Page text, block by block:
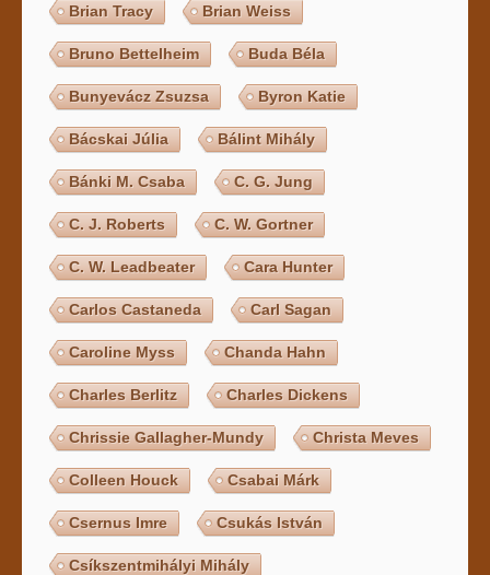
Brian Tracy Brian Weiss
Bruno Bettelheim Buda Béla
Bunyevácz Zsuzsa Byron Katie
Bácskai Júlia Bálint Mihály
Bánki M. Csaba C. G. Jung
C. J. Roberts C. W. Gortner
C. W. Leadbeater Cara Hunter
Carlos Castaneda Carl Sagan
Caroline Myss Chanda Hahn
Charles Berlitz Charles Dickens
Chrissie Gallagher-Mundy Christa Meves
Colleen Houck Csabai Márk
Csernus Imre Csukás István
Csíkszentmihályi Mihály